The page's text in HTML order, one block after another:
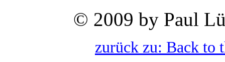
© 2009 by Paul
zurück zu: Back to